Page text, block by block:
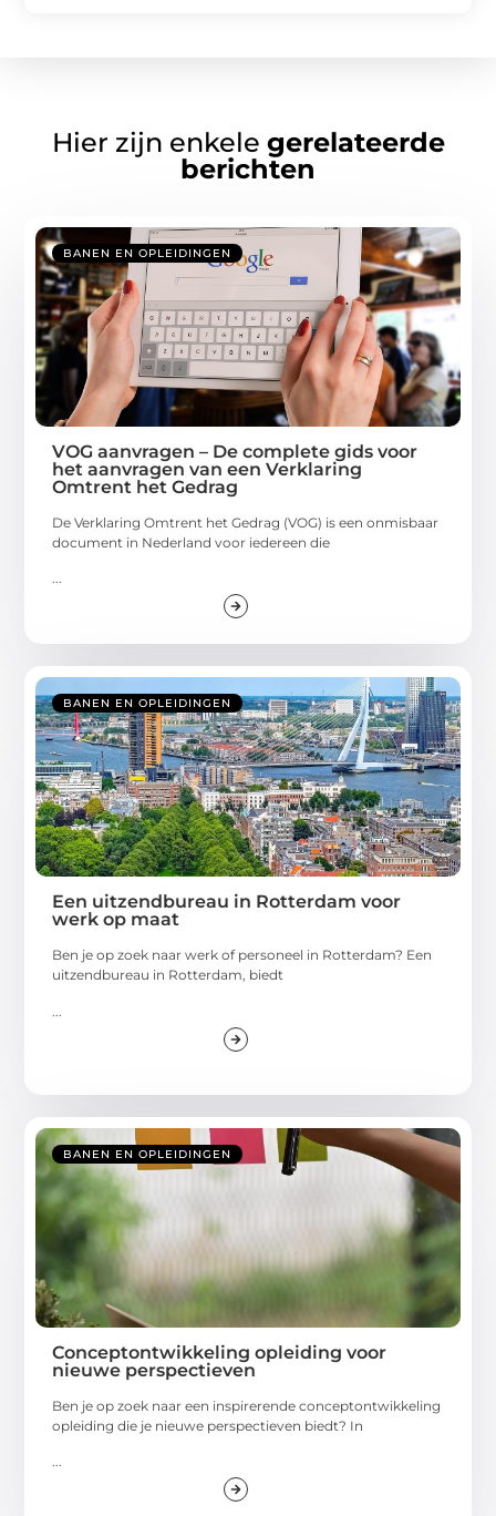
Hier zijn enkele gerelateerde
berichten
BANEN EN OPLEIDINGEN
VOG aanvragen – De complete gids voor
het aanvragen van een Verklaring
Omtrent het Gedrag
De Verklaring Omtrent het Gedrag (VOG) is een onmisbaar
document in Nederland voor iedereen die
...
BANEN EN OPLEIDINGEN
Een uitzendbureau in Rotterdam voor
werk op maat
Ben je op zoek naar werk of personeel in Rotterdam? Een
uitzendbureau in Rotterdam, biedt
BANEN EN OPLEIDINGEN
Conceptontwikkeling opleiding voor
nieuwe perspectieven
Ben je op zoek naar een inspirerende conceptontwikkeling
opleiding die je nieuwe perspectieven biedt? In
...